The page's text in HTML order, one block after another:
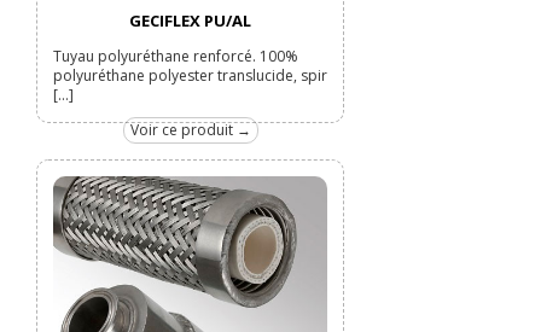
GECIFLEX PU/AL
Tuyau polyuréthane renforcé. 100%
polyuréthane polyester translucide, spir
[...]
Voir ce produit →